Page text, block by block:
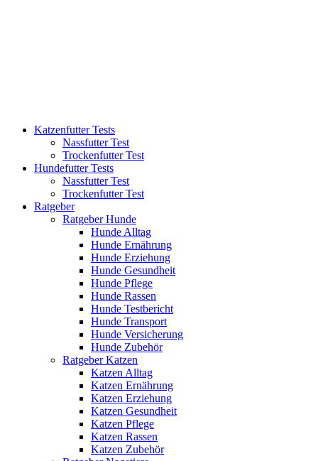
Katzenfutter Tests
Nassfutter Test
Trockenfutter Test
Hundefutter Tests
Nassfutter Test
Trockenfutter Test
Ratgeber
Ratgeber Hunde
Hunde Alltag
Hunde Ernährung
Hunde Erziehung
Hunde Gesundheit
Hunde Pflege
Hunde Rassen
Hunde Testbericht
Hunde Transport
Hunde Versicherung
Hunde Zubehör
Ratgeber Katzen
Katzen Alltag
Katzen Ernährung
Katzen Erziehung
Katzen Gesundheit
Katzen Pflege
Katzen Rassen
Katzen Zubehör